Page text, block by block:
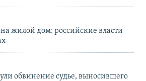
жилой дом: российские власти
обвинение судье, выносившего